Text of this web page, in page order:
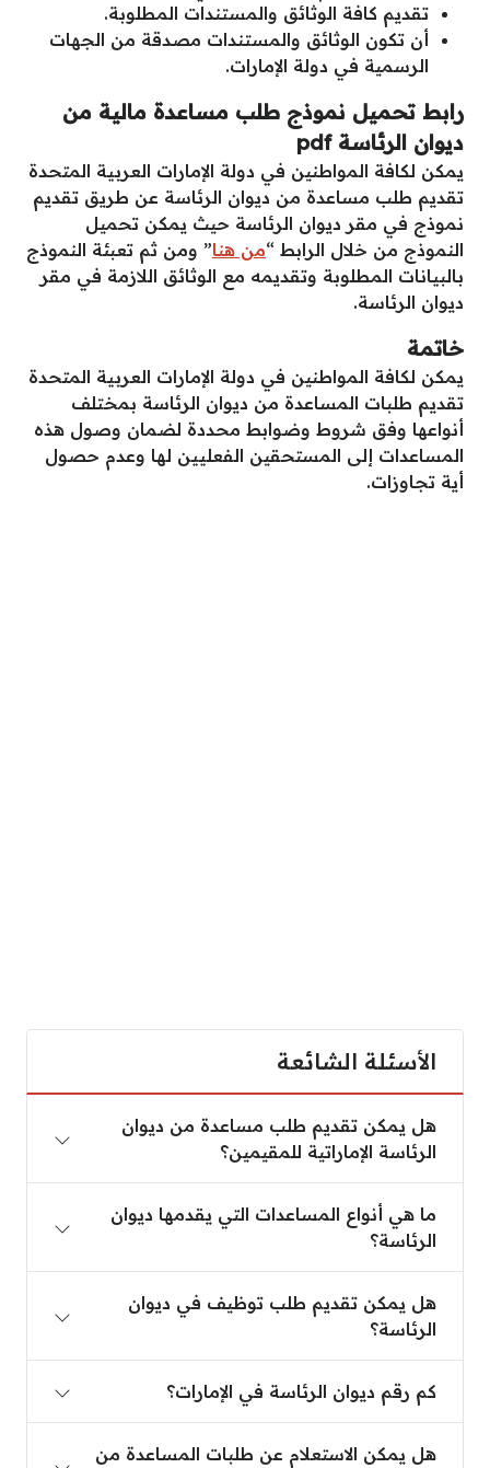
تقديم كافة الوثائق والمستندات المطلوبة.
أن تكون الوثائق والمستندات مصدقة من الجهات
الرسمية في دولة الإمارات.
رابط تحميل نموذج طلب مساعدة مالية من
ديوان الرئاسة pdf
يمكن لكافة المواطنين في دولة الإمارات العربية المتحدة
تقديم طلب مساعدة من ديوان الرئاسة عن طريق تقديم
نموذج في مقر ديوان الرئاسة حيث يمكن تحميل
النموذج من خلال الرابط “من هنا” ومن ثم تعبئة النموذج
بالبيانات المطلوبة وتقديمه مع الوثائق اللازمة في مقر
ديوان الرئاسة.
خاتمة
يمكن لكافة المواطنين في دولة الإمارات العربية المتحدة
تقديم طلبات المساعدة من ديوان الرئاسة بمختلف
أنواعها وفق شروط وضوابط محددة لضمان وصول هذه
المساعدات إلى المستحقين الفعليين لها وعدم حصول
أية تجاوزات.
الأسئلة الشائعة
هل يمكن تقديم طلب مساعدة من ديوان
الرئاسة الإماراتية للمقيمين؟
ما هي أنواع المساعدات التي يقدمها ديوان
الرئاسة؟
هل يمكن تقديم طلب توظيف في ديوان
الرئاسة؟
كم رقم ديوان الرئاسة في الإمارات؟
هل يمكن الاستعلام عن طلبات المساعدة من